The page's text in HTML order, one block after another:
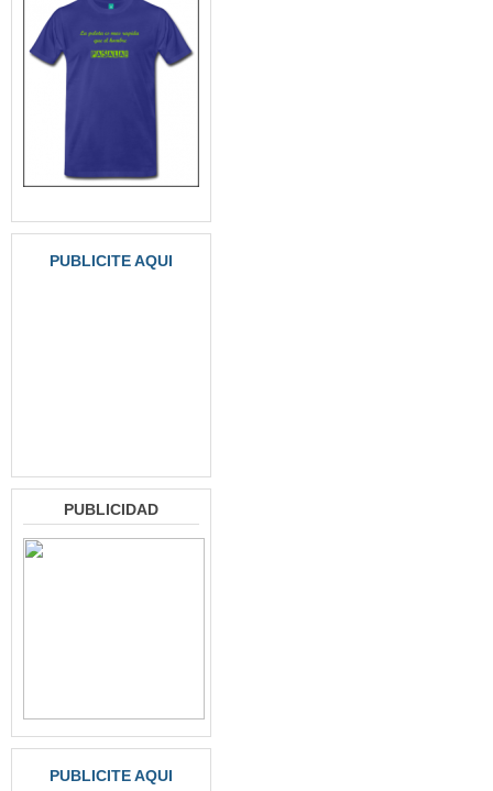
PUBLICITE AQUI
PUBLICIDAD
PUBLICITE AQUI